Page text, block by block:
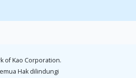
of Kao Corporation.
Hak dilindungi